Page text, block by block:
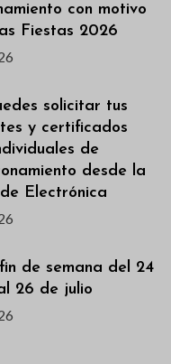
con motivo
Fiestas 2026
solicitar tus
y certificados
de
desde la
Electrónica
de semana del 24
26 de julio